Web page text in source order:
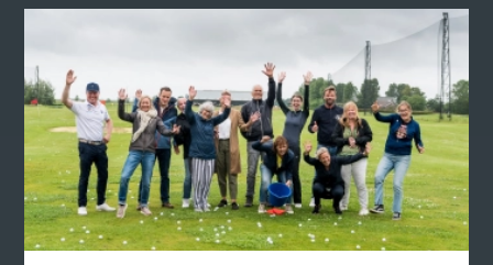
WerkBehoud
Jobcenter & jobhunting
Loopbaancoaching
Ons testcentrum
Uitkeringsinstantie
Aanvraag brochure 2026
Aanvraag hand-out
LeerWerkburo
Werkgevers
Budgetcoaching on the job
Outplacement